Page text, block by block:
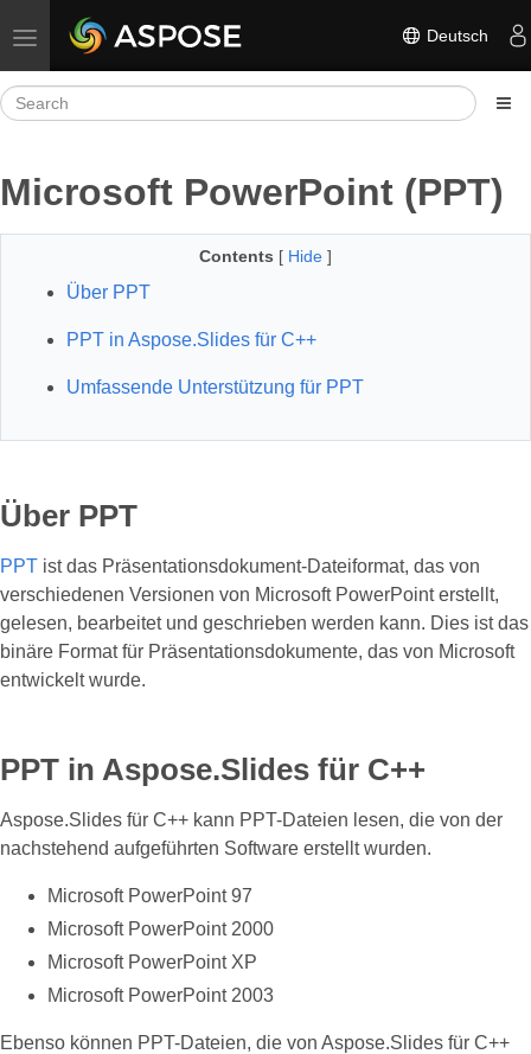
Toggle navigation Deutsch
Microsoft PowerPoint (PPT)
Contents [ Hide ]
Über PPT
PPT in Aspose.Slides für C++
Umfassende Unterstützung für PPT
Über PPT
PPT ist das Präsentationsdokument-Dateiformat, das von
verschiedenen Versionen von Microsoft PowerPoint erstellt,
gelesen, bearbeitet und geschrieben werden kann. Dies ist das
binäre Format für Präsentationsdokumente, das von Microsoft
entwickelt wurde.
PPT in Aspose.Slides für C++
Aspose.Slides für C++ kann PPT-Dateien lesen, die von der
nachstehend aufgeführten Software erstellt wurden.
Microsoft PowerPoint 97
Microsoft PowerPoint 2000
Microsoft PowerPoint XP
Microsoft PowerPoint 2003
Ebenso können PPT-Dateien, die von Aspose.Slides für C++